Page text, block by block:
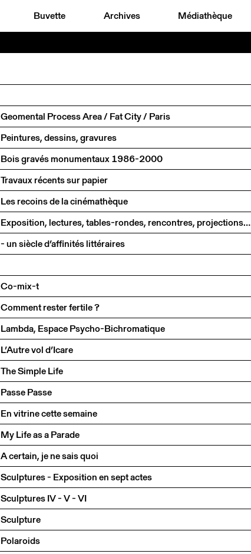
Buvette Archives Médiathèque
Geomental Process Area / Fat City / Paris
Peintures, dessins, gravures
Bois gravés monumentaux 1986-2000
Travaux récents sur papier
Les recoins de la cinémathèque
Exposition, lectures, tables-rondes, rencontres, projections…
- un siècle d’affinités littéraires
Co-mix-t
Comment rester fertile ?
Lambda, Espace Psycho-Bichromatique
L’Autre vol d’Icare
The Simple Life
Passe Passe
En vitrine cette semaine
My Life as a Parade
A certain, je ne sais quoi
Sculptures - Exposition en sept actes
Sculptures IV - V - VI
Sculpture
Polaroids